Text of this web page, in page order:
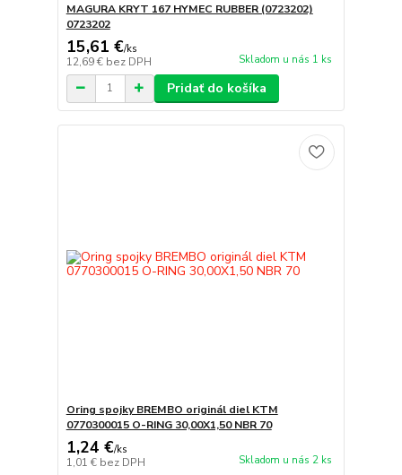
MAGURA KRYT 167 HYMEC RUBBER (0723202)
0723202
15,61 €/ks
12,69 € bez DPH Skladom u nás 1 ks
Pridať do košíka
Oring spojky BREMBO originál diel KTM
0770300015 O-RING 30,00X1,50 NBR 70
1,24 €/ks
1,01 € bez DPH Skladom u nás 2 ks